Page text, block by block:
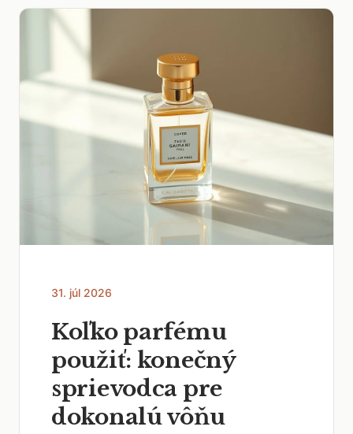
31. júl 2026
Koľko parfému
použiť: konečný
sprievodca pre
dokonalú vôňu